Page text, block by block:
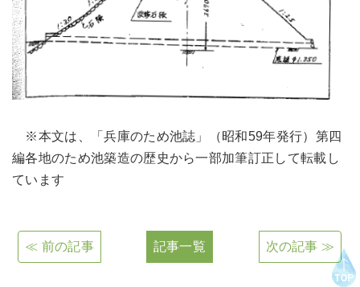
※本文は、「兵庫のため池誌」（昭和59年発行）第四
編各地のため池築造の歴史から一部加筆訂正して転載し
ています
≪ 前の記事 記事一覧 次の記事 ≫